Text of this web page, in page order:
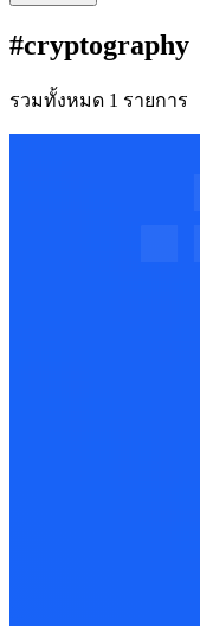
#cryptography
รวมทั้งหมด 1 รายการ